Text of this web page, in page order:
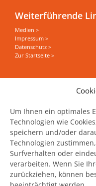
Um Ihnen ein optimales
Technologien wie
speichern und/oder
Technologien
Surfverhalten oder
verarbeiten. Wenn Sie
zurückziehen, können
Weiterführende
Medien >
Impressum >
Datenschutz >
Zur Startseite >
Sie wollen alles
News, Events und
Jetzt